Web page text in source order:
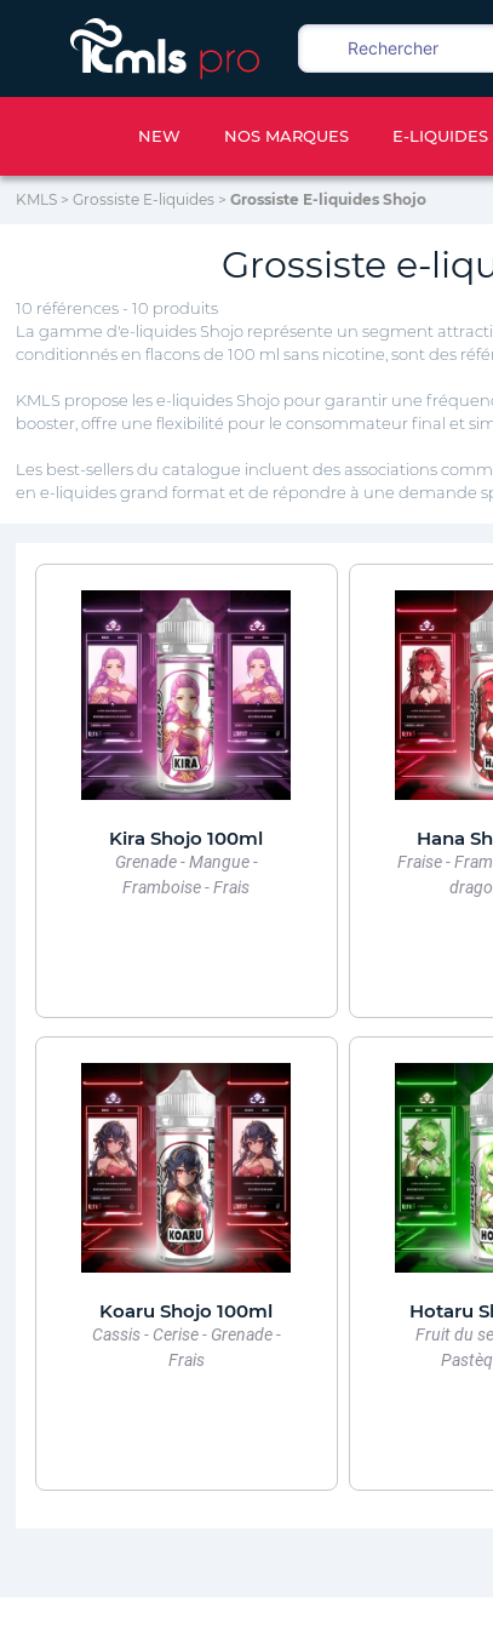
NEW NOS MARQUES E-LIQUIDES
KMLS > Grossiste E-liquides > Grossiste E-liquides Shojo
Grossiste e-
10 références - 10 produits
La gamme d'e-liquides Shojo représente un segment
conditionnés en flacons de 100 ml sans nicotine, sont des
KMLS propose les e-liquides Shojo pour garantir une
booster, offre une flexibilité pour le consommateur final et
Les best-sellers du catalogue incluent des associations
en e-liquides grand format et de répondre à une demande
Kira Shojo 100ml
Grenade - Mangue -
Framboise - Frais
Hana
Fraise -
Koaru Shojo 100ml
Cassis - Cerise - Grenade -
Frais
Hotaru
Fruit du